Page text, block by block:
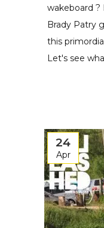
wakeboard ?
Brady Patry
this
Let's see
24
Apr